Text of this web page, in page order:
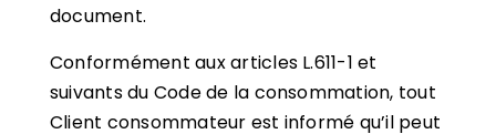
document.
Conformément aux articles L.611-1 et
suivants du Code de la consommation, tout
Client consommateur est informé qu’il peut